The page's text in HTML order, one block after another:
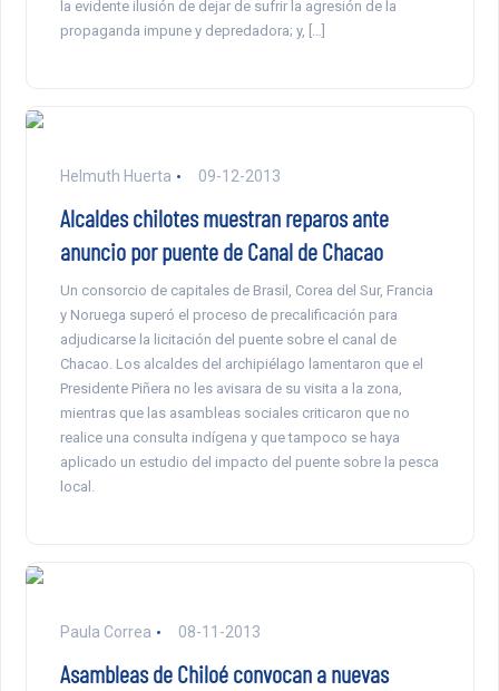
la evidente ilusión de dejar de sufrir la agresión de la
propaganda impune y depredadora; y, […]
Helmuth Huerta 09-12-2013
Alcaldes chilotes muestran reparos ante
anuncio por puente de Canal de Chacao
Un consorcio de capitales de Brasil, Corea del Sur, Francia
y Noruega superó el proceso de precalificación para
adjudicarse la licitación del puente sobre el canal de
Chacao. Los alcaldes del archipiélago lamentaron que el
Presidente Piñera no les avisara de su visita a la zona,
mientras que las asambleas sociales criticaron que no
realice una consulta indígena y que tampoco se haya
aplicado un estudio del impacto del puente sobre la pesca
local.
Paula Correa 08-11-2013
Asambleas de Chiloé convocan a nuevas